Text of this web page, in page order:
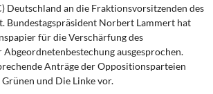
Deutschland an die Fraktionsvorsitzenden des
Bundestagspräsident Norbert Lammert hat
für die Verschärfung des
ausgesprochen.
Anträge der Oppositionsparteien
und Die Linke vor.